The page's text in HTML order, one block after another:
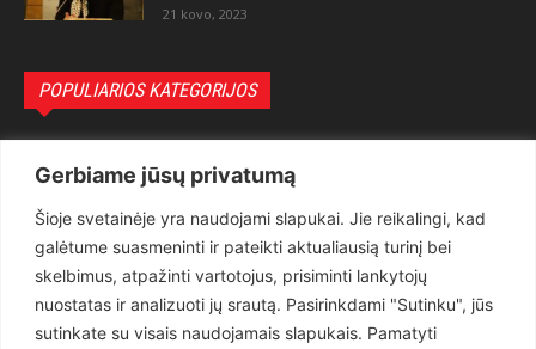
Gerbiame jūsų privatumą
Šioje svetainėje yra naudojami slapukai. Jie reikalingi, kad
galėtume suasmeninti ir pateikti aktualiausią turinį bei
skelbimus, atpažinti vartotojus, prisiminti lankytojų
nuostatas ir analizuoti jų srautą. Pasirinkdami "Sutinku", jūs
sutinkate su visais naudojamais slapukais. Pamatyti
21 kovo, 2023
POPULIARIOS KATEGORIJOS
Teisėsauga
1497
Aktualu
Lietuva
619
Pasaulis